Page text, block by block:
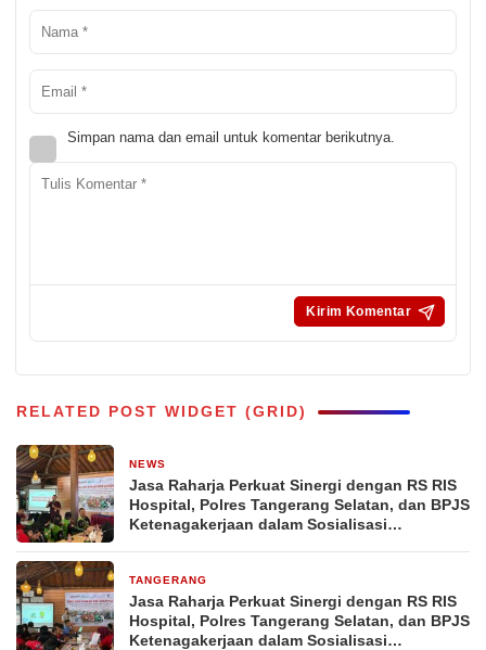
Simpan nama dan email untuk komentar berikutnya.
RELATED POST WIDGET (GRID)
NEWS
Jasa Raharja Perkuat Sinergi dengan RS RIS
Hospital, Polres Tangerang Selatan, dan BPJS
Ketenagakerjaan dalam Sosialisasi
melalui Pelatihan PPGD
TANGERANG
Jasa Raharja Perkuat Sinergi dengan RS RIS
Hospital, Polres Tangerang Selatan, dan BPJS
Ketenagakerjaan dalam Sosialisasi